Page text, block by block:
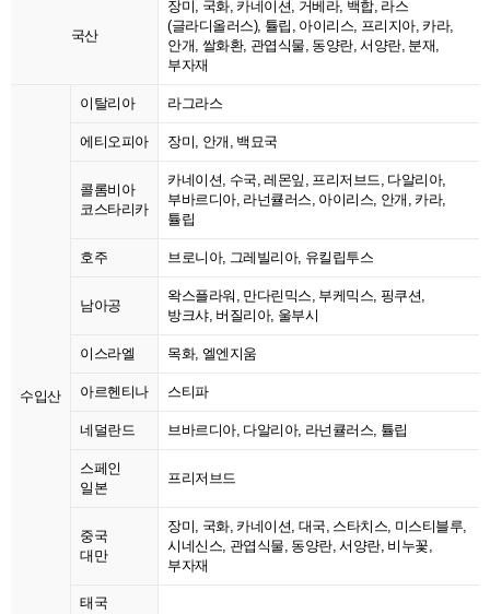
국산
장미, 국화, 카네이션, 거베라, 백합, 라스
(글라디올러스), 튤립, 아이리스, 프리지아, 카라,
안개, 쌀화환, 관엽식물, 동양란, 서양란, 분재,
부자재
수입산
이탈리아 라그라스
에티오피아 장미, 안개, 백묘국
콜롬비아
코스타리카
카네이션, 수국, 레몬잎, 프리저브드, 다알리아,
부바르디아, 라넌큘러스, 아이리스, 안개, 카라,
튤립
호주 브로니아, 그레빌리아, 유킬립투스
남아공
왁스플라워, 만다린믹스, 부케믹스, 핑쿠션,
방크샤, 버질리아, 울부시
이스라엘 목화, 엘엔지움
아르헨티나 스티파
네덜란드 브바르디아, 다알리아, 라넌큘러스, 튤립
스페인
일본
프리저브드
중국
대만
장미, 국화, 카네이션, 대국, 스타치스, 미스티블루,
시네신스, 관엽식물, 동양란, 서양란, 비누꽃,
부자재
태국